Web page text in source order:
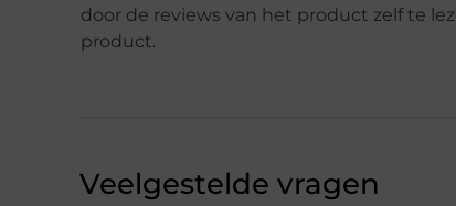
door de reviews van het product zelf te
product.
Veelgestelde vragen